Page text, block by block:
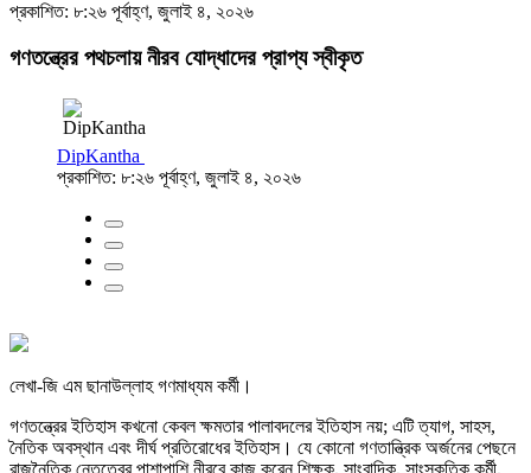
প্রকাশিত: ৮:২৬ পূর্বাহ্ণ, জুলাই ৪, ২০২৬
গণতন্ত্রের পথচলায় নীরব যোদ্ধাদের প্রাপ্য স্বীকৃত
DipKantha
প্রকাশিত: ৮:২৬ পূর্বাহ্ণ, জুলাই ৪, ২০২৬
লেখা-জি এম ছানাউল্লাহ গণমাধ্যম কর্মী।
গণতন্ত্রের ইতিহাস কখনো কেবল ক্ষমতার পালাবদলের ইতিহাস নয়; এটি ত্যাগ, সাহস,
নৈতিক অবস্থান এবং দীর্ঘ প্রতিরোধের ইতিহাস। যে কোনো গণতান্ত্রিক অর্জনের পেছনে